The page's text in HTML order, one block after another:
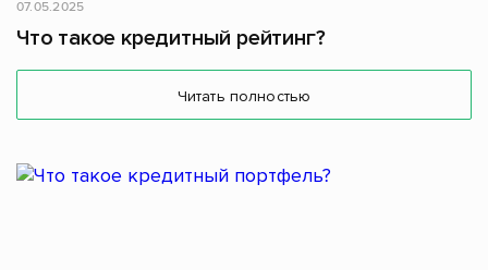
07.05.2025
Что такое кредитный рейтинг?
Читать полностью